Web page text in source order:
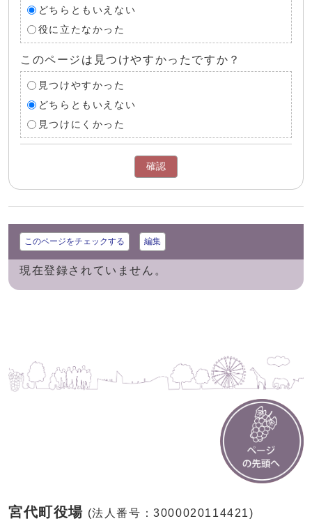
どちらともいえない
役に立たなかった
このページは見つけやすかったですか？
見つけやすかった
どちらともいえない
見つけにくかった
確認
このページをチェックする 編集
現在登録されていません。
宮代町役場 (法人番号：3000020114421)